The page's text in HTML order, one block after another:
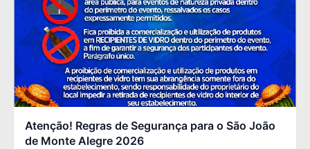
Atenção! Regras de Segurança para o São João
de Monte Alegre 2026